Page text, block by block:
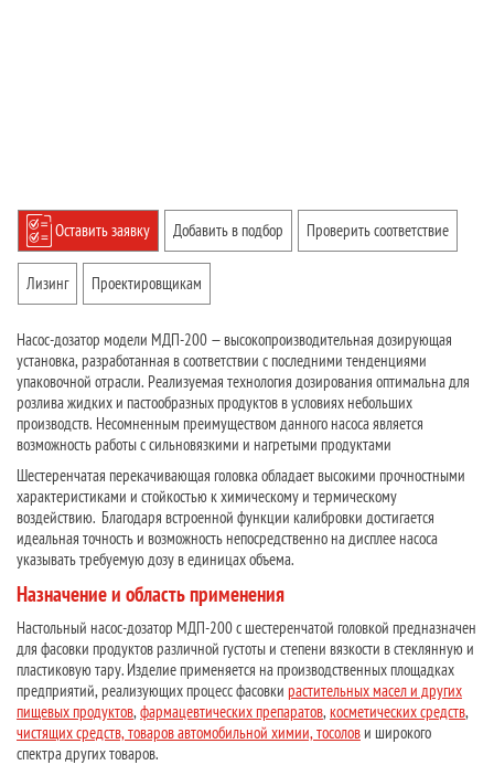
Оставить заявку Добавить в подбор Проверить соответствие
Лизинг Проектировщикам
Насос-дозатор модели МДП-200 — высокопроизводительная дозирующая
установка, разработанная в соответствии с последними тенденциями
упаковочной отрасли. Реализуемая технология дозирования оптимальна для
розлива жидких и пастообразных продуктов в условиях небольших
производств. Несомненным преимуществом данного насоса является
возможность работы с сильновязкими и нагретыми продуктами
Шестеренчатая перекачивающая головка обладает высокими прочностными
характеристиками и стойкостью к химическому и термическому
воздействию. Благодаря встроенной функции калибровки достигается
идеальная точность и возможность непосредственно на дисплее насоса
указывать требуемую дозу в единицах объема.
Назначение и область применения
Настольный насос-дозатор МДП-200 с шестеренчатой головкой предназначен
для фасовки продуктов различной густоты и степени вязкости в стеклянную и
пластиковую тару. Изделие применяется на производственных площадках
предприятий, реализующих процесс фасовки растительных масел и других
пищевых продуктов,фармацевтических препаратов,косметических средств,
чистящих средств, товаров автомобильной химии, тосолов и широкого
спектра других товаров.